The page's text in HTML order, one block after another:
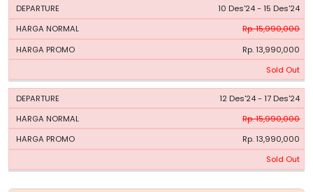
PERIODE
HARGA
10 Des'24 - 15 Des'24
Rp. 15,990,000
Rp. 13,990,000
Sold Out
12 Des'24 - 17 Des'24
Rp. 15,990,000
Rp. 13,990,000
Sold Out